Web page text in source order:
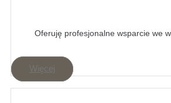
Oferuję profesjonalne wsparcie we
Więcej